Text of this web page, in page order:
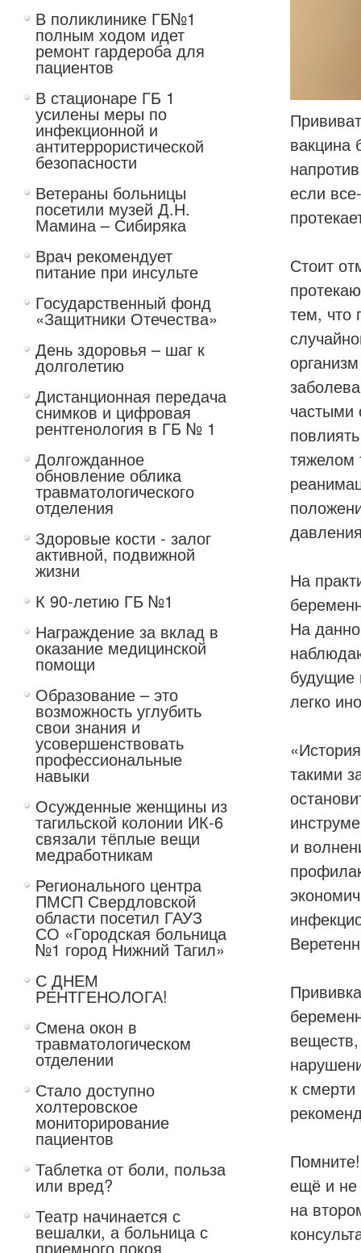
В поликлинике ГБ№1
полным ходом идет
ремонт гардероба для
пациентов
В стационаре ГБ 1
усилены меры по
инфекционной и
антитеррористической
безопасности
Ветераны больницы
посетили музей Д.Н.
Мамина – Сибиряка
Врач рекомендует
питание при инсульте
Государственный фонд
«Защитники Отечества»
День здоровья – шаг к
долголетию
Дистанционная передача
снимков и цифровая
рентгенология в ГБ № 1
Долгожданное
обновление облика
травматологического
отделения
Здоровые кости - залог
активной, подвижной
жизни
К 90-летию ГБ №1
Награждение за вклад в
оказание медицинской
помощи
Образование – это
возможность углубить
свои знания и
усовершенствовать
профессиональные
навыки
Осужденные женщины из
тагильской колонии ИК-6
связали тёплые вещи
медработникам
Регионального центра
ПМСП Свердловской
области посетил ГАУЗ
СО «Городская больница
№1 город Нижний Тагил»
С ДНЕМ
РЕНТГЕНОЛОГА!
Смена окон в
травматологическом
отделении
Стало доступно
холтеровское
мониторирование
пациентов
Таблетка от боли, польза
или вред?
Театр начинается с
вешалки, а больница с
приемного покоя
вакцина
если
Стоит
тем, что
частыми
тяжелом
На
На
будущие
легко
такими
и
к
ещё и не
на